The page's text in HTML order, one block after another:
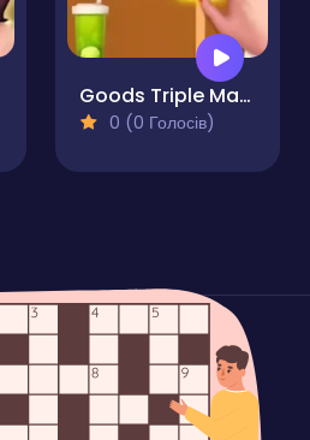
Goods Triple Match 3D
0 (0 Голосів)